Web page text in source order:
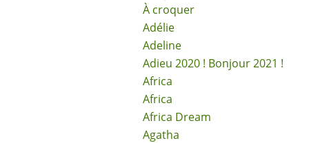
À croquer
Adélie
Adeline
Adieu 2020 ! Bonjour 2021 !
Africa
Africa
Africa Dream
Agatha